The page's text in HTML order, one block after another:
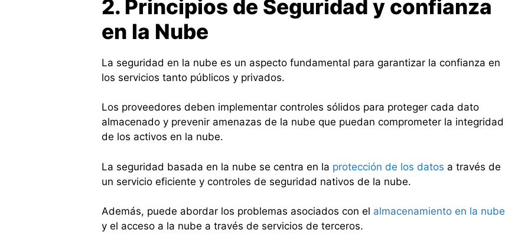
2. Principios de Seguridad y confianza
en la Nube
La seguridad en la nube es un aspecto fundamental para garantizar la confianza en
los servicios tanto públicos y privados.
Los proveedores deben implementar controles sólidos para proteger cada dato
almacenado y prevenir amenazas de la nube que puedan comprometer la integridad
de los activos en la nube.
La seguridad basada en la nube se centra en la protección de los datos a través de
un servicio eficiente y controles de seguridad nativos de la nube.
Además, puede abordar los problemas asociados con el almacenamiento en la nube
y el acceso a la nube a través de servicios de terceros.